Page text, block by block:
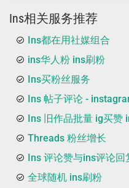
Ins相关服务推荐
Ins都在用社媒组合
ins华人粉 ins刷粉
Ins买粉丝服务
Ins 帖子评论 -
Ins 旧作品批量 ig买赞
Threads 粉丝增长
Ins 评论赞与ins评论回
全球随机 ins刷粉